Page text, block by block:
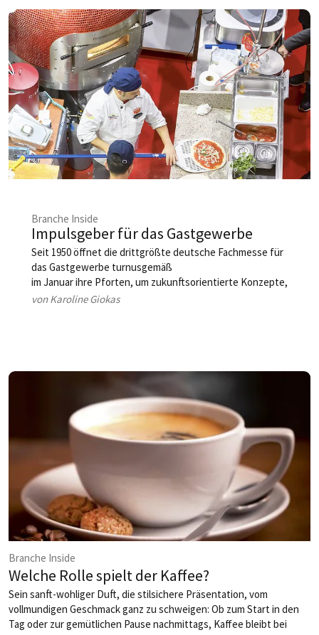
Branche Inside
Impulsgeber für das Gastgewerbe
Seit 1950 öffnet die drittgrößte deutsche Fachmesse für
das Gastgewerbe turnusgemäß
im Januar ihre Pforten, um zukunftsorientierte Konzepte,
innovative Trends und Produktneuheiten zu
bevorstehende Event und den Wandel im
Messegeschehen.
von Karoline Giokas
Branche Inside
Welche Rolle spielt der Kaffee?
Sein sanft-wohliger Duft, die stilsichere Präsentation, vom
vollmundigen Geschmack ganz zu schweigen: Ob zum Start in den
Tag oder zur gemütlichen Pause nachmittags, Kaffee bleibt bei